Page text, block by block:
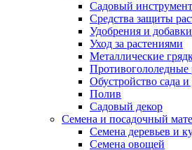
Садовый инструмент
Средства защиты
Удобрения и добавки
Уход за растениями
Металлические
Противогололедные
Обустройство сада и
Полив
Садовый декор
Семена и посадочный
Семена деревьев и
Семена овощей